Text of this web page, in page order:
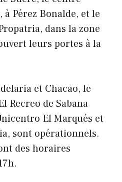
Pérez Bonalde, et le
dans la zone
leurs portes à la
et Chacao, le
Recreo de Sabana
El Marqués et
sont opérationnels.
des horaires